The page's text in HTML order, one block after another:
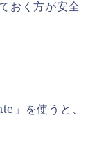
おく方が安全
」を使うと、